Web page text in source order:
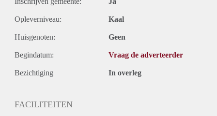
Opleverniveau: Kaal
Huisgenoten: Geen
Begindatum: Vraag de adverteerder
Bezichtiging In overleg
FACILITEITEN